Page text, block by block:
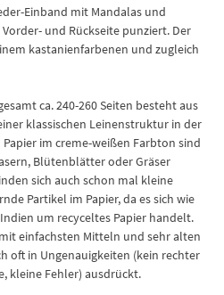
Einband mit Mandalas und
und Rückseite punziert. Der
kastanienfarbenen und zugleich
ca. 240-260 Seiten besteht aus
klassischen Leinenstruktur in der
Papier im creme-weißen Farbton sind
Blütenblätter oder Gräser
sich auch schon mal kleine
Partikel im Papier, da es sich wie
um recyceltes Papier handelt.
einfachsten Mitteln und sehr alten
oft in Ungenauigkeiten (kein rechter
kleine Fehler) ausdrückt.